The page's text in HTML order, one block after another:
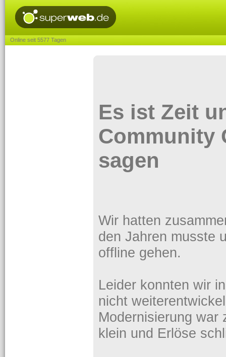
Online seit 5577 Tagen
Es ist Zeit
Community
sagen
Wir hatten
den Jahren musste
offline gehen.
Leider konnten wir
nicht
Modernisierung
klein und Erlöse